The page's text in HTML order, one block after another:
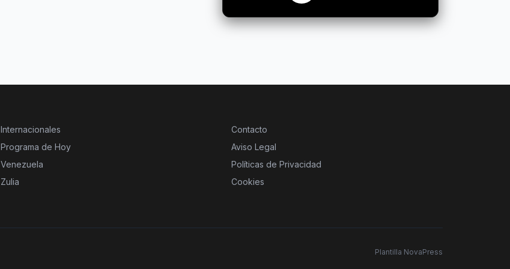
Internacionales
Programa de Hoy
Venezuela
Zulia
Contacto
Aviso Legal
Políticas de Privacidad
Cookies
Plantilla NovaPress